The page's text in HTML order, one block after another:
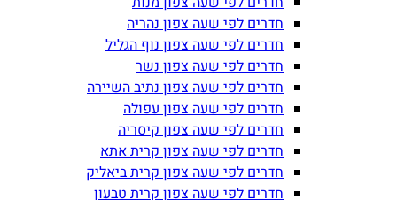
חדרים לפי שעה צפון נהריה
חדרים לפי שעה צפון נוף הגליל
חדרים לפי שעה צפון נשר
חדרים לפי שעה צפון נתיב השיירה
חדרים לפי שעה צפון עפולה
חדרים לפי שעה צפון קיסריה
חדרים לפי שעה צפון קרית אתא
חדרים לפי שעה צפון קרית ביאליק
חדרים לפי שעה צפון קרית טבעון